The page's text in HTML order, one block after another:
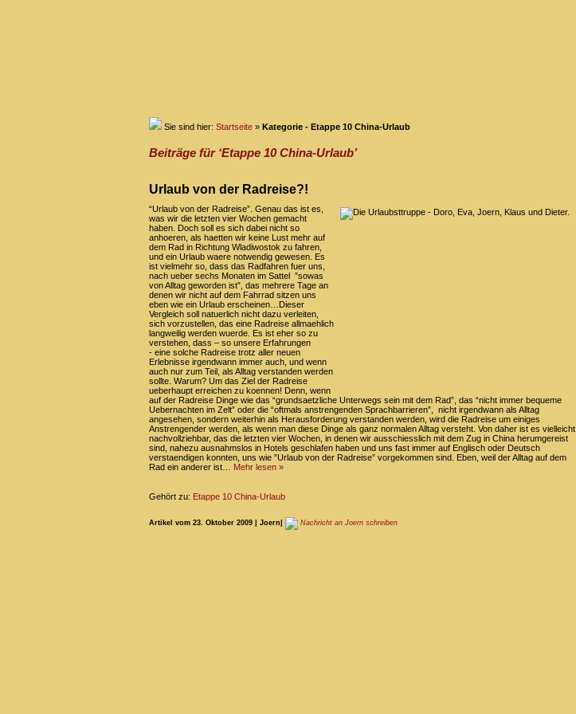
Sie sind hier: Startseite » Kategorie - Etappe 10 China-Urlaub
Beiträge für ‘Etappe 10 China-Urlaub’
Urlaub von der Radreise?!
“Urlaub von der Radreise”. Genau das ist es,
was wir die letzten vier Wochen gemacht
haben. Doch soll es sich dabei nicht so
anhoeren, als haetten wir keine Lust mehr auf
dem Rad in Richtung Wladiwostok zu fahren,
und ein Urlaub waere notwendig gewesen. Es
ist vielmehr so, dass das Radfahren fuer uns,
nach ueber sechs Monaten im Sattel ”sowas
von Alltag geworden ist”, das mehrere Tage an
denen wir nicht auf dem Fahrrad sitzen uns
eben wie ein Urlaub erscheinen…Dieser
Vergleich soll natuerlich nicht dazu verleiten,
sich vorzustellen, das eine Radreise allmaehlich
langweilig werden wuerde. Es ist eher so zu
verstehen, dass – so unsere Erfahrungen
- eine solche Radreise trotz aller neuen
Erlebnisse irgendwann immer auch, und wenn
auch nur zum Teil, als Alltag verstanden werden
sollte. Warum? Um das Ziel der Radreise
ueberhaupt erreichen zu koennen! Denn, wenn
auf der Radreise Dinge wie das “grundsaetzliche Unterwegs sein mit dem Rad”, das “nicht immer bequeme
Uebernachten im Zelt” oder die “oftmals anstrengenden Sprachbarrieren”, nicht irgendwann als Alltag
angesehen, sondern weiterhin als Herausforderung verstanden werden, wird die Radreise um einiges
Anstrengender werden, als wenn man diese Dinge als ganz normalen Alltag versteht. Von daher ist es vielleicht
nachvollziehbar, das die letzten vier Wochen, in denen wir ausschiesslich mit dem Zug in China herumgereist
sind, nahezu ausnahmslos in Hotels geschlafen haben und uns fast immer auf Englisch oder Deutsch
verstaendigen konnten, uns wie ”Urlaub von der Radreise” vorgekommen sind. Eben, weil der Alltag auf dem
Rad ein anderer ist… Mehr lesen »
Gehört zu: Etappe 10 China-Urlaub
Artikel vom 23. Oktober 2009 | Joern| Nachricht an Joern schreiben